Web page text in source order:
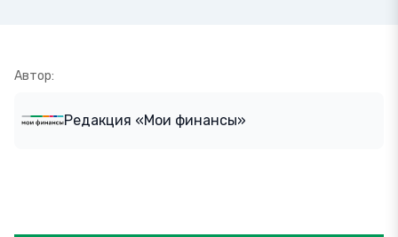
Автор:
Редакция «Мои финансы»